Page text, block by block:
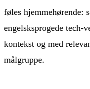
føles hjemmehørende:
engelsksprogede tech-
kontekst og med
målgruppe.